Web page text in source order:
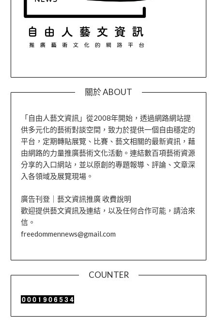
關於 ABOUT
「自由人藝文資訊」從2008年開始，透過網路網站提
供多元化的藝術對談空間，致力於提供一個自由穩定的
平台，定期轉貼展覽、比賽、藝文相關的最新資訊，藉
由網路的力量推廣藝術文化活動。連結數百項藝術資源
分享的入口網站，並以原創的專題報導、評論、文章深
入各領域及展覽現場。
廣告刊登｜藝文資訊推廣 收費說明
歡迎提供藝文資訊及連結，以及任何合作可能，請洽來
信。
freedommennews@gmail.com
COUNTER